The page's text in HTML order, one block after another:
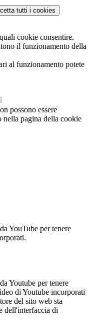
tutti i cookies
cookie consentire.
il funzionamento della
al funzionamento potete
possono essere
nella pagina della cookie
YouTube per tenere
Youtube per tenere
di Youtube incorporati
del sito web sta
dell'interfaccia di